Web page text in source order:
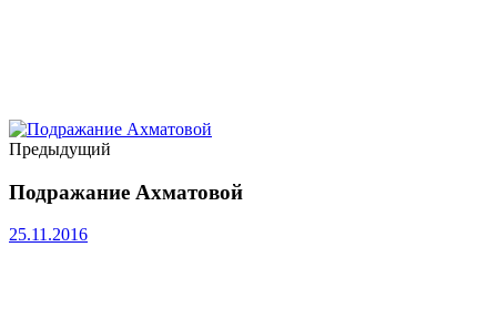
Предыдущий
Подражание Ахматовой
25.11.2016